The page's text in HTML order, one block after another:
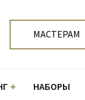
МАСТЕРАМ
НАБОРЫ